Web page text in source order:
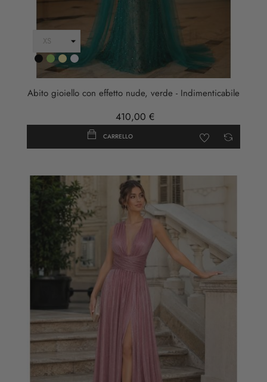
NeroVerde
OroARGENTO
Abito gioiello con effetto nude, verde - Indimenticabile
410,00 €
CARRELLO